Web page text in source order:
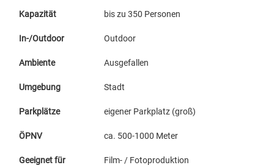
Kapazität bis zu 350 Personen
In-/Outdoor Outdoor
Ambiente Ausgefallen
Umgebung Stadt
Parkplätze eigener Parkplatz (groß)
ÖPNV ca. 500-1000 Meter
Geeignet für Film- / Fotoproduktion